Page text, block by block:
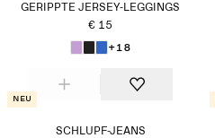
GERIPPTE JERSEY-LEGGINGS
€ 15
+18
Neu
SCHLUPF-JEANS